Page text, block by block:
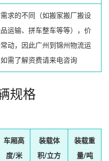
求的不同（如搬家搬厂搬设
运输、拼车整车等等），价
动，因此广州到锦州物流运
需了解资费请来电咨询
规格
车厢高
度/米
装载体
积/立方
装载重
量/吨